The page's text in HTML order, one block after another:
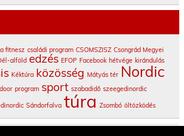
fitnesz családi program CSOMSZISZ Csongrád Megyei
alföld edzés EFOP Facebook hétvége kirándulás
Kéktúra közösség Mátyás tér Nordic
program sport szabadidő szeegedinordic
Sándorfalva túra Zsombó öltözködés